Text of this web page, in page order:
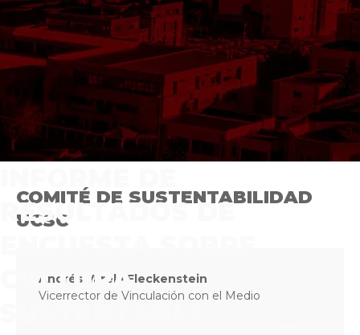
RESULTADOS DE
CULTURA
COMITÉ DE SUSTENTABILIDAD
UCSC
Andrés Varela Fleckenstein
Vicerrector de Vinculación con el Medio